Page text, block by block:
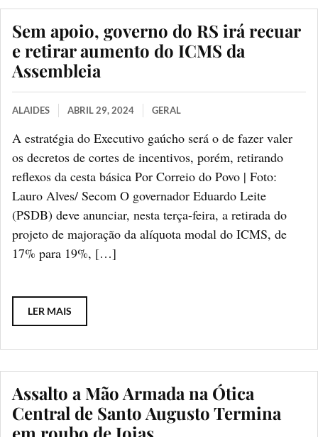
Sem apoio, governo do RS irá recuar
e retirar aumento do ICMS da
Assembleia
ALAIDES ABRIL 29, 2024 GERAL
A estratégia do Executivo gaúcho será o de fazer valer
os decretos de cortes de incentivos, porém, retirando
reflexos da cesta básica Por Correio do Povo | Foto:
Lauro Alves/ Secom O governador Eduardo Leite
(PSDB) deve anunciar, nesta terça-feira, a retirada do
projeto de majoração da alíquota modal do ICMS, de
17% para 19%, […]
LER MAIS
Assalto a Mão Armada na Ótica
Central de Santo Augusto Termina